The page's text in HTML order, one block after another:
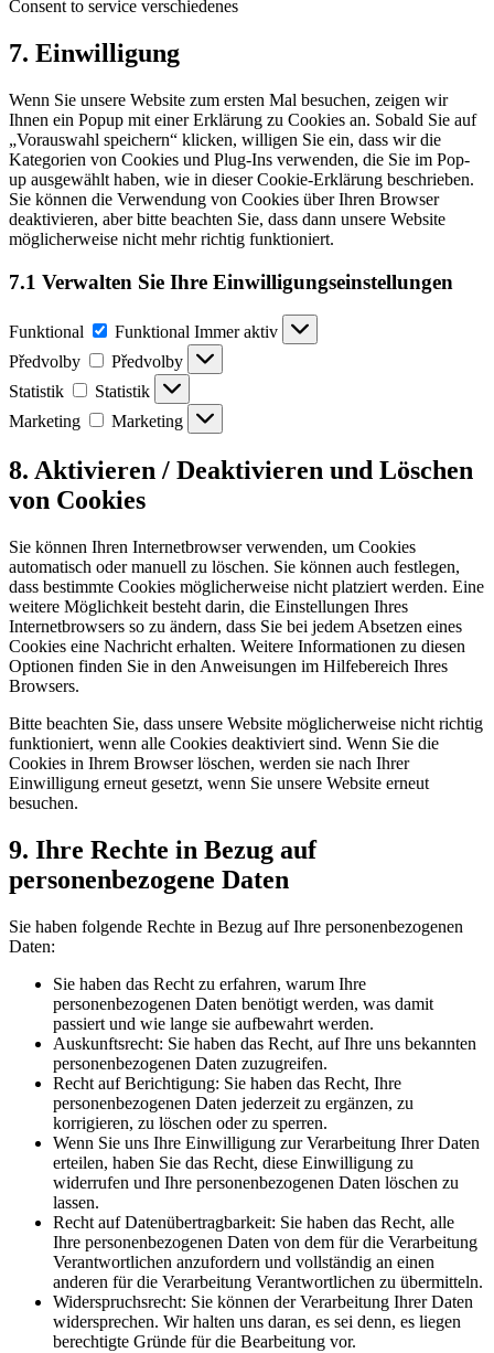
Consent to service verschiedenes
7. Einwilligung
Wenn Sie unsere Website zum ersten Mal besuchen, zeigen wir
Ihnen ein Popup mit einer Erklärung zu Cookies an. Sobald Sie auf
„Vorauswahl speichern“ klicken, willigen Sie ein, dass wir die
Kategorien von Cookies und Plug-Ins verwenden, die Sie im Pop-
up ausgewählt haben, wie in dieser Cookie-Erklärung beschrieben.
Sie können die Verwendung von Cookies über Ihren Browser
deaktivieren, aber bitte beachten Sie, dass dann unsere Website
möglicherweise nicht mehr richtig funktioniert.
7.1 Verwalten Sie Ihre Einwilligungseinstellungen
Funktional Funktional Immer aktiv
Předvolby
Předvolby
Statistik
Statistik
Marketing
Marketing
8. Aktivieren / Deaktivieren und Löschen
von Cookies
Sie können Ihren Internetbrowser verwenden, um Cookies
automatisch oder manuell zu löschen. Sie können auch festlegen,
dass bestimmte Cookies möglicherweise nicht platziert werden. Eine
weitere Möglichkeit besteht darin, die Einstellungen Ihres
Internetbrowsers so zu ändern, dass Sie bei jedem Absetzen eines
Cookies eine Nachricht erhalten. Weitere Informationen zu diesen
Optionen finden Sie in den Anweisungen im Hilfebereich Ihres
Browsers.
Bitte beachten Sie, dass unsere Website möglicherweise nicht richtig
funktioniert, wenn alle Cookies deaktiviert sind. Wenn Sie die
Cookies in Ihrem Browser löschen, werden sie nach Ihrer
Einwilligung erneut gesetzt, wenn Sie unsere Website erneut
besuchen.
9. Ihre Rechte in Bezug auf
personenbezogene Daten
Sie haben folgende Rechte in Bezug auf Ihre personenbezogenen
Daten:
Sie haben das Recht zu erfahren, warum Ihre
personenbezogenen Daten benötigt werden, was damit
passiert und wie lange sie aufbewahrt werden.
Auskunftsrecht: Sie haben das Recht, auf Ihre uns bekannten
personenbezogenen Daten zuzugreifen.
Recht auf Berichtigung: Sie haben das Recht, Ihre
personenbezogenen Daten jederzeit zu ergänzen, zu
korrigieren, zu löschen oder zu sperren.
Wenn Sie uns Ihre Einwilligung zur Verarbeitung Ihrer Daten
erteilen, haben Sie das Recht, diese Einwilligung zu
widerrufen und Ihre personenbezogenen Daten löschen zu
lassen.
Recht auf Datenübertragbarkeit: Sie haben das Recht, alle
Ihre personenbezogenen Daten von dem für die Verarbeitung
Verantwortlichen anzufordern und vollständig an einen
anderen für die Verarbeitung Verantwortlichen zu übermitteln.
Widerspruchsrecht: Sie können der Verarbeitung Ihrer Daten
widersprechen. Wir halten uns daran, es sei denn, es liegen
berechtigte Gründe für die Bearbeitung vor.